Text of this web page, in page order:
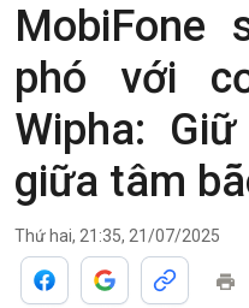
MobiFone
phó với
Wipha:
giữa tâm
Thứ hai, 21:35, 21/07/2025